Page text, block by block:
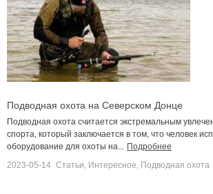
Подводная охота на Северском Донце
Подводная охота считается экстремальным
спорта, который заключается в том, что человек
оборудование для охоты на...
Подробнее
2023-05-14 Статьи Интересное Подводная охота